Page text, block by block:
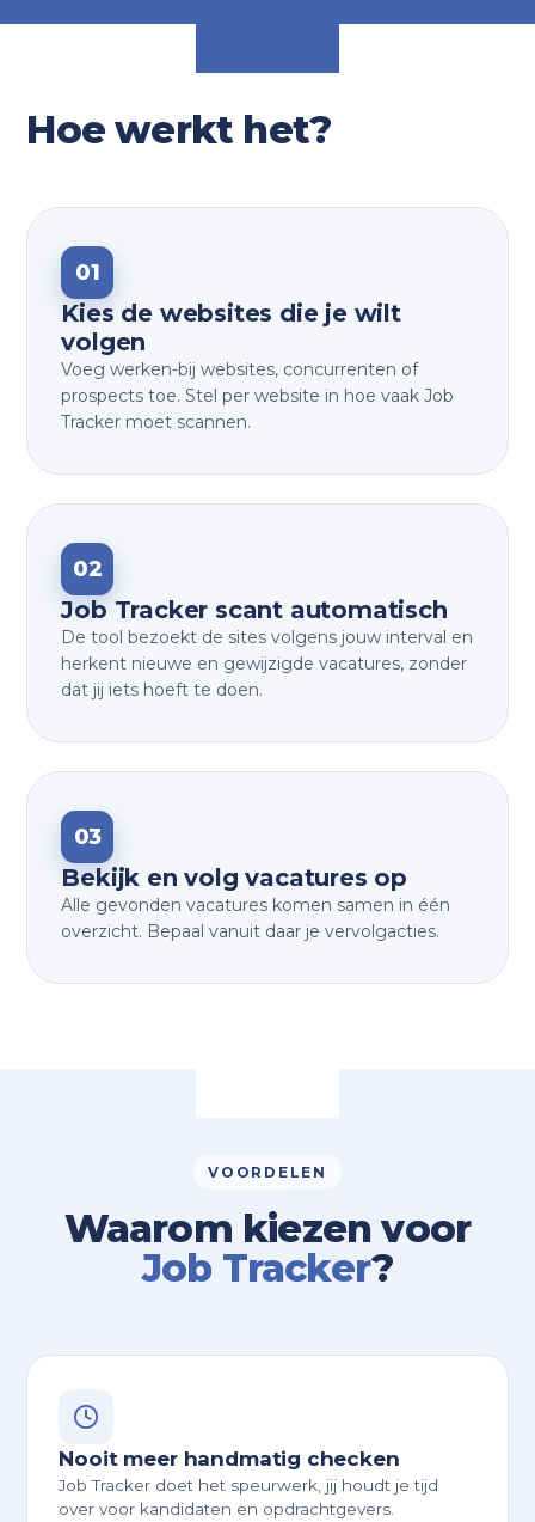
Hoe werkt het?
01
Kies de websites die je wilt
volgen
Voeg werken-bij websites, concurrenten of
prospects toe. Stel per website in hoe vaak Job
Tracker moet scannen.
02
Job Tracker scant automatisch
De tool bezoekt de sites volgens jouw interval en
herkent nieuwe en gewijzigde vacatures, zonder
dat jij iets hoeft te doen.
03
Bekijk en volg vacatures op
Alle gevonden vacatures komen samen in één
overzicht. Bepaal vanuit daar je vervolgacties.
VOORDELEN
Waarom kiezen voor
Job Tracker?
Nooit meer handmatig checken
Job Tracker doet het speurwerk, jij houdt je tijd
over voor kandidaten en opdrachtgevers.